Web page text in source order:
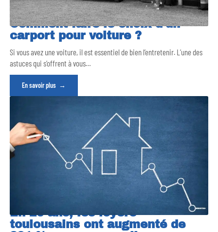
Comment faire le choix d’un
carport pour voiture ?
Si vous avez une voiture, il est essentiel de bien l’entretenir. L’une des
astuces qui s’offrent à vous…
En savoir plus
En 20 ans, les loyers
toulousains ont augmenté de